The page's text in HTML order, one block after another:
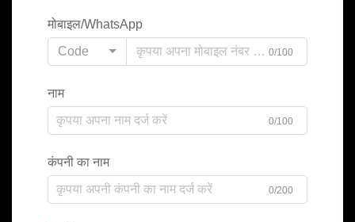
मोबाइल/WhatsApp
Code
0/100
नाम
0/100
कंपनी का नाम
0/200